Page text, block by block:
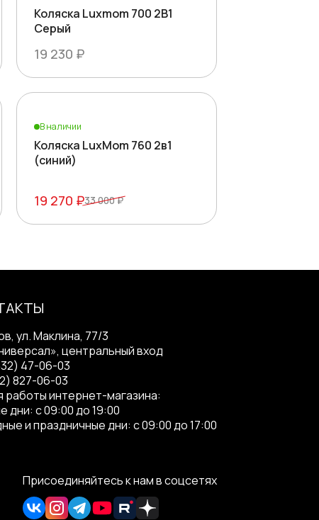
Коляска Luxmom 700 2B1
Серый
19 230 ₽
В наличии
Коляска LuxMom 760 2в1
(синий)
19 270 ₽33 000 ₽
ул. Маклина, 77/3
центральный вход
47-06-03
827-06-03
работы интернет-магазина:
дни: с 09:00 до 19:00
и праздничные дни: с 09:00 до 17:00
Присоединяйтесь к нам в соцсетях